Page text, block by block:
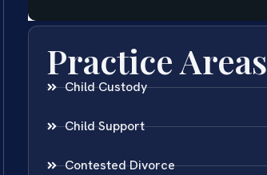
Practice Areas
Child Custody
Child Support
Contested Divorce